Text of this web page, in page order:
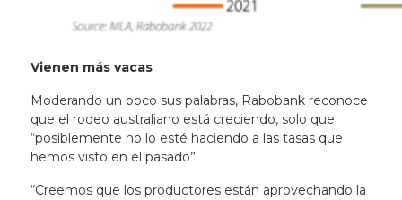
Vienen más vacas
Moderando un poco sus palabras, Rabobank reconoce
que el rodeo australiano está creciendo, solo que
“posiblemente no lo esté haciendo a las tasas que
hemos visto en el pasado”.
“Creemos que los productores están aprovechando la